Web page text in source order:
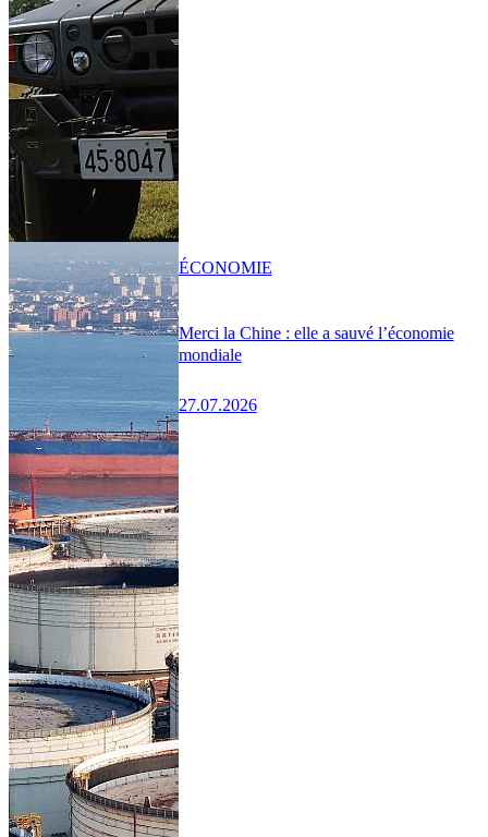
Merci la Chine : elle a sauvé l’économie
mondiale
27.07.2026
ÉCONOMIE